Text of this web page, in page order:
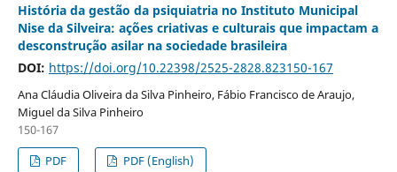
História da gestão da psiquiatria no Instituto Municipal
Nise da Silveira: ações criativas e culturais que impactam a
desconstrução asilar na sociedade brasileira
DOI: https://doi.org/10.22398/2525-2828.823150-167
Ana Cláudia Oliveira da Silva Pinheiro, Fábio Francisco de Araujo,
Miguel da Silva Pinheiro
150-167
PDF
PDF (English)